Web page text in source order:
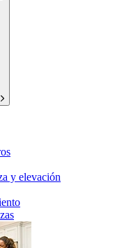
y elevación